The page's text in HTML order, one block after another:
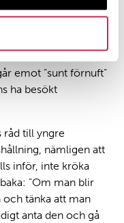
för steg
själv också sken av
emot ”sunt förnuft”
ha besökt
råd till yngre
nämligen att
inför, inte kröka
”Om man blir
och tänka att man
anta den och gå